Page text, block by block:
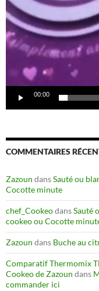
00:00
COMMENTAIRES
Zazoun dansSauté ou
Cocotte minute
chef_CookeodansSauté
cookeo ou Cocotte
Zazoun dans Buche au
Comparatif Thermomix
Cookeo de Zazoun dans
commander ici